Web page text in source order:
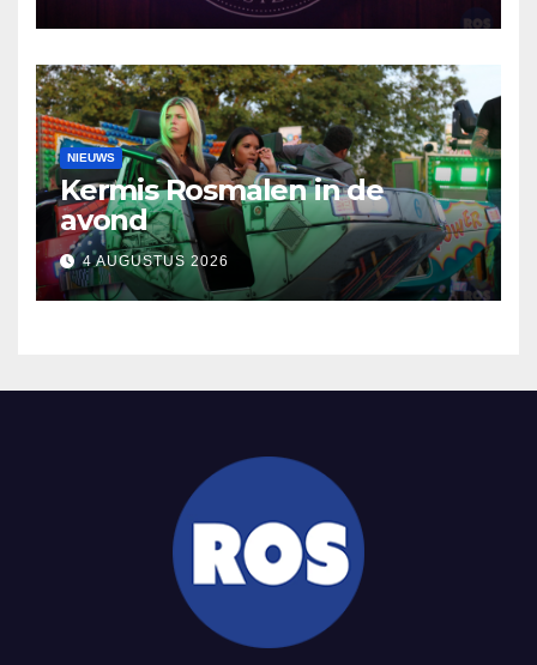
NIEUWS
Kermis Rosmalen in de
avond
4 AUGUSTUS 2026